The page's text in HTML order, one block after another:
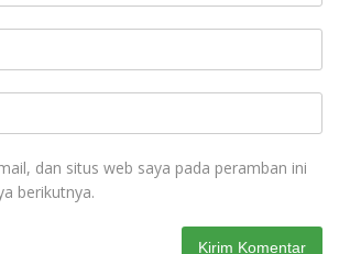
dan situs web saya pada peramban ini
berikutnya.